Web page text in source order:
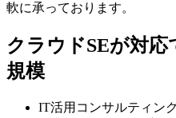
軟に承っております。
クラウドSEが対応
規模
IT活用コンサルティン